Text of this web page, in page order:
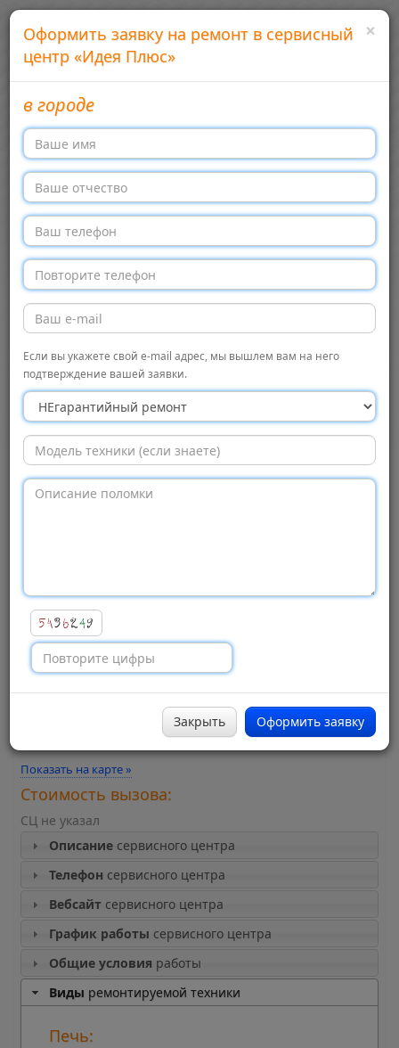
Добавить сервисный центр Войти
Сервисные центры бытовой техники в России
Меню →
Главная Идея Плюс, Москва Сервисный центр
← Обратно в список
Сервисный
центр «Идея
Плюс»,Москва
Адрес:
Большая Почтовая улица, 7
Город:
Москва
Бауманская
Показать на карте »
Стоимость вызова:
СЦ не указал
Описаниесервисного центра
Телефон сервисного центра
Вебсайтсервисного центра
График работы сервисного центра
Общие условия работы
Виды ремонтируемой техники
Печь:
×
Оформить заявку на ремонт в сервисный
центр «Идея Плюс»
в городе
Если вы укажете свой e-mail адрес, мы вышлем вам на него
подтверждение вашей заявки.
Закрыть Оформить заявку